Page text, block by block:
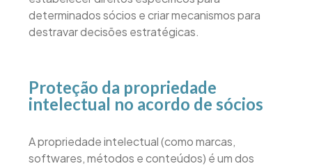
determinados sócios e criar mecanismos para
destravar decisões estratégicas.
Proteção da propriedade
intelectual no acordo de sócios
A propriedade intelectual (como marcas,
softwares, métodos e conteúdos) é um dos